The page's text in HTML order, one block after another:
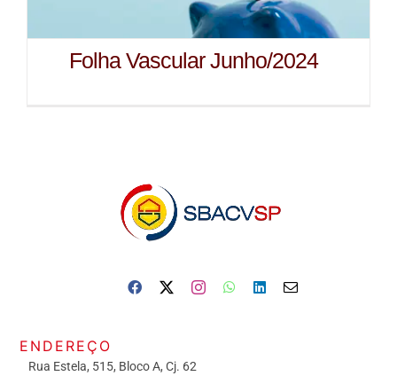
Folha Vascular Junho/2024
ENDEREÇO
Rua Estela, 515, Bloco A, Cj. 62